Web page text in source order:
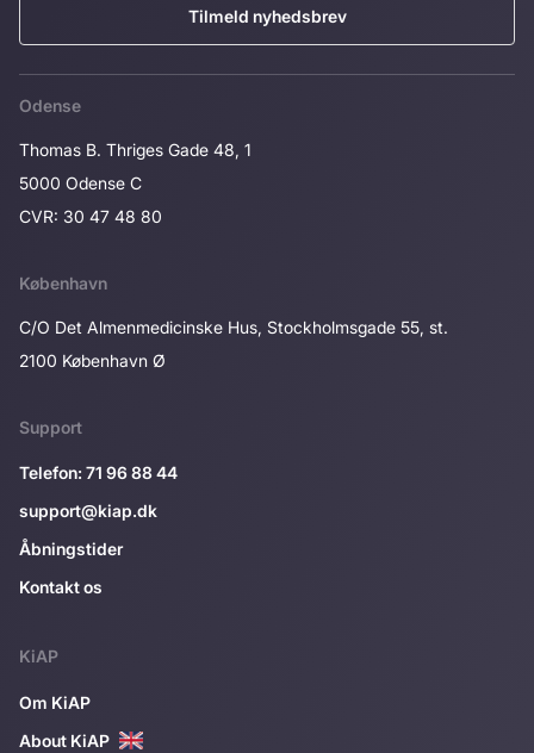
Tilmeld nyhedsbrev
Odense
Thomas B. Thriges Gade 48, 1
5000 Odense C
CVR: 30 47 48 80
København
C/O Det Almenmedicinske Hus, Stockholmsgade 55, st.
2100 København Ø
Support
Telefon: 71 96 88 44
support@kiap.dk
Åbningstider
Kontakt os
KiAP
Om KiAP
About KiAP